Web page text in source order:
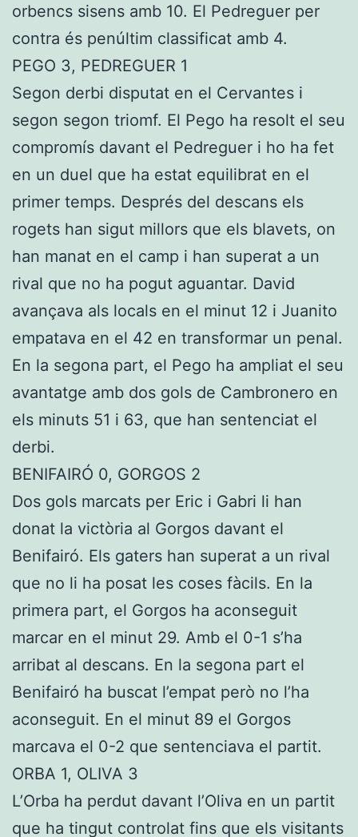
orbencs sisens amb 10. El Pedreguer per
contra és penúltim classificat amb 4.
PEGO 3, PEDREGUER 1
Segon derbi disputat en el Cervantes i
segon segon triomf. El Pego ha resolt el seu
compromís davant el Pedreguer i ho ha fet
en un duel que ha estat equilibrat en el
primer temps. Després del descans els
rogets han sigut millors que els blavets, on
han manat en el camp i han superat a un
rival que no ha pogut aguantar. David
avançava als locals en el minut 12 i Juanito
empatava en el 42 en transformar un penal.
En la segona part, el Pego ha ampliat el seu
avantatge amb dos gols de Cambronero en
els minuts 51 i 63, que han sentenciat el
derbi.
BENIFAIRÓ 0, GORGOS 2
Dos gols marcats per Eric i Gabri li han
donat la victòria al Gorgos davant el
Benifairó. Els gaters han superat a un rival
que no li ha posat les coses fàcils. En la
primera part, el Gorgos ha aconseguit
marcar en el minut 29. Amb el 0-1 s’ha
arribat al descans. En la segona part el
Benifairó ha buscat l’empat però no l’ha
aconseguit. En el minut 89 el Gorgos
marcava el 0-2 que sentenciava el partit.
ORBA 1, OLIVA 3
L’Orba ha perdut davant l’Oliva en un partit
que ha tingut controlat fins que els visitants